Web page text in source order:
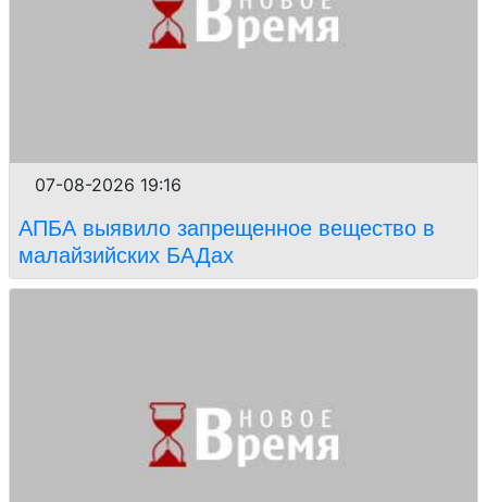
07-08-2026 19:16
АПБА выявило запрещенное вещество в
малайзийских БАДах